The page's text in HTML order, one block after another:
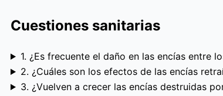
Cuestiones sanitarias
1. ¿Es frecuente el daño en las encías entre
2. ¿Cuáles son los efectos de las encías
3. ¿Vuelven a crecer las encías destruidas